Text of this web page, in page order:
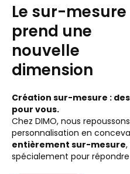
Le sur-mesure
prend une
nouvelle
dimension
Création sur-mesure :
pour vous.
Chez DIMO, nous
personnalisation en
entièrement sur-mesure
spécialement pour